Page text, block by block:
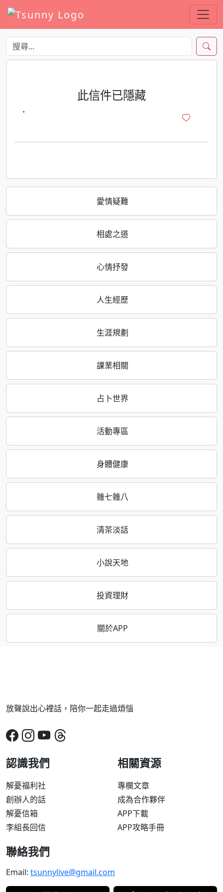
愛情疑難
相處之道
心情抒發
人生經歷
生涯規劃
課業相關
占卜世界
活動專區
身體健康
雜七雜八
清茶淡話
小說天地
投資理財
關於APP
此信件已隱藏
·
放聲說出心裡話，陪你一起走過煩惱
認識我們
解憂福利社
創辦人的話
解憂信箱
李組長回信
相關資源
專欄文章
成為合作夥伴
APP下載
APP攻略手冊
聯絡我們
Email: tsunnylive@gmail.com